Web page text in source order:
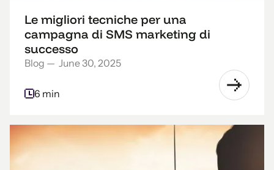
Le migliori tecniche per una
campagna di SMS marketing di
successo
Blog — June 30, 2025
6 min